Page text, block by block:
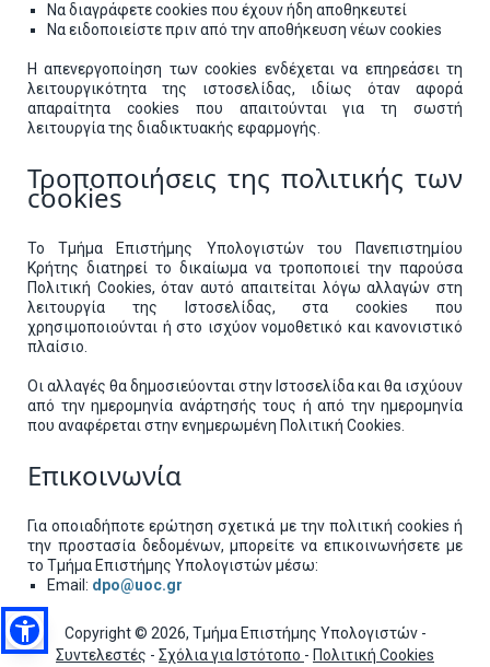
Να διαγράφετε cookies που έχουν ήδη αποθηκευτεί
Να ειδοποιείστε πριν από την αποθήκευση νέων cookies
Η απενεργοποίηση των cookies ενδέχεται να επηρεάσει τη
λειτουργικότητα της ιστοσελίδας, ιδίως όταν αφορά
απαραίτητα cookies που απαιτούνται για τη σωστή
λειτουργία της διαδικτυακής εφαρμογής.
Τροποποιήσεις της πολιτικής των
cookies
Το Τμήμα Επιστήμης Υπολογιστών του Πανεπιστημίου
Κρήτης διατηρεί το δικαίωμα να τροποποιεί την παρούσα
Πολιτική Cookies, όταν αυτό απαιτείται λόγω αλλαγών στη
λειτουργία της Ιστοσελίδας, στα cookies που
χρησιμοποιούνται ή στο ισχύον νομοθετικό και κανονιστικό
πλαίσιο.
Οι αλλαγές θα δημοσιεύονται στην Ιστοσελίδα και θα ισχύουν
από την ημερομηνία ανάρτησής τους ή από την ημερομηνία
που αναφέρεται στην ενημερωμένη Πολιτική Cookies.
Επικοινωνία
Για οποιαδήποτε ερώτηση σχετικά με την πολιτική cookies ή
την προστασία δεδομένων, μπορείτε να επικοινωνήσετε με
το Τμήμα Επιστήμης Υπολογιστών μέσω:
Email: dpo@uoc.gr
Copyright © 2026, Τμήμα Επιστήμης Υπολογιστών -
Συντελεστές - Σχόλια για Ιστότοπο - Πολιτική Cookies